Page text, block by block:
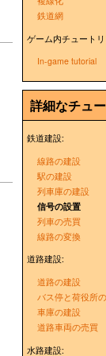
鉄道網
ゲーム内チュート
In-game tutorial
詳細なチュ
鉄道建設:
線路の建設
駅の建設
列車庫の建設
信号の設置
列車の売買
線路の変換
道路建設:
道路の建設
バス停と荷役所
車庫の建設
道路車両の売買
水路建設: